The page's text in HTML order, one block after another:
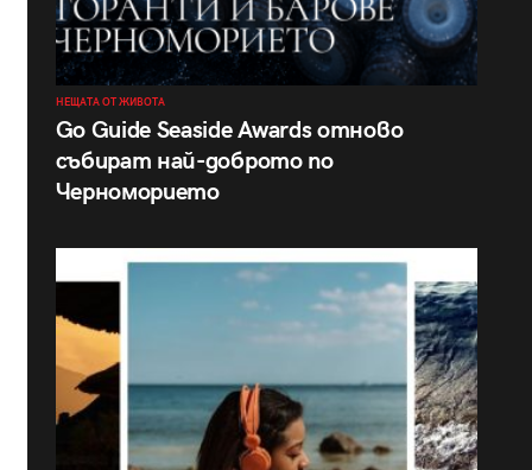
НЕЩАТА ОТ ЖИВОТА
Go Guide Seaside Awards отново
събират най-доброто по
Черноморието